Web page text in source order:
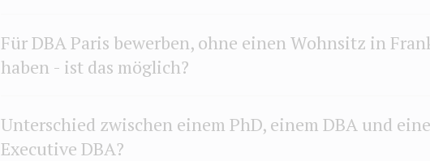
Für DBA Paris bewerben, ohne einen Wohnsitz in
haben - ist das möglich?
Unterschied zwischen einem PhD, einem DBA und
Executive DBA?